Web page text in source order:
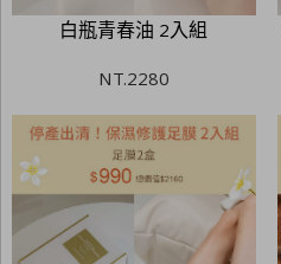
白瓶青春油 2入組
NT.2280